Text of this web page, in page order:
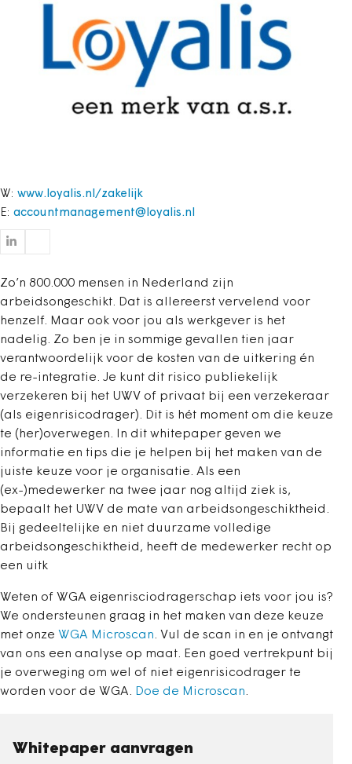
Zo’n 800.000 mensen in Nederland zijn
arbeidsongeschikt. Dat is allereerst vervelend voor
henzelf. Maar ook voor jou als werkgever is het
nadelig. Zo ben je in sommige gevallen tien jaar
verantwoordelijk voor de kosten van de uitkering én
de re-integratie. Je kunt dit risico publiekelijk
verzekeren bij het UWV of privaat bij een verzekeraar
(als eigenrisicodrager). Dit is hét moment om die keuze
te (her)overwegen. In dit whitepaper geven we
informatie en tips die je helpen bij het maken van de
juiste keuze voor je organisatie. Als een
(ex-)medewerker na twee jaar nog altijd ziek is,
bepaalt het UWV de mate van arbeidsongeschiktheid.
Bij gedeeltelijke en niet duurzame volledige
arbeidsongeschiktheid, heeft de medewerker recht op
een uitk
Weten of WGA eigenrisciodragerschap iets voor jou is?
We ondersteunen graag in het maken van deze keuze
met onze WGA Microscan. Vul de scan in en je ontvangt
van ons een analyse op maat. Een goed vertrekpunt bij
je overweging om wel of niet eigenrisicodrager te
worden voor de WGA. Doe de Microscan.
Whitepaper aanvragen
W: www.loyalis.nl/zakelijk
E: accountmanagement@loyalis.nl